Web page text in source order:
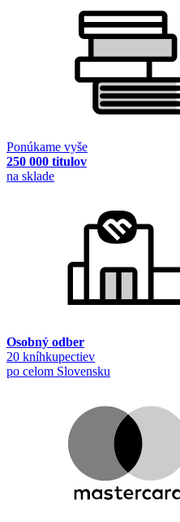
Ponúkame vyše
250 000 titulov
na sklade
Osobný odber
20 kníhkupectiev
po celom Slovensku